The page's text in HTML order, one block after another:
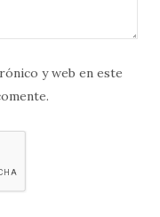
y web en este